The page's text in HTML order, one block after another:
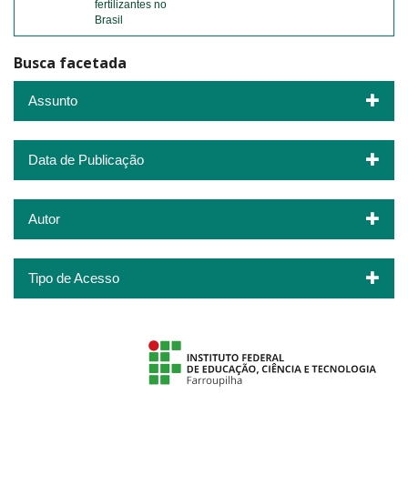
fertilizantes no
Brasil
Busca facetada
Assunto
Data de Publicação
Autor
Tipo de Acesso